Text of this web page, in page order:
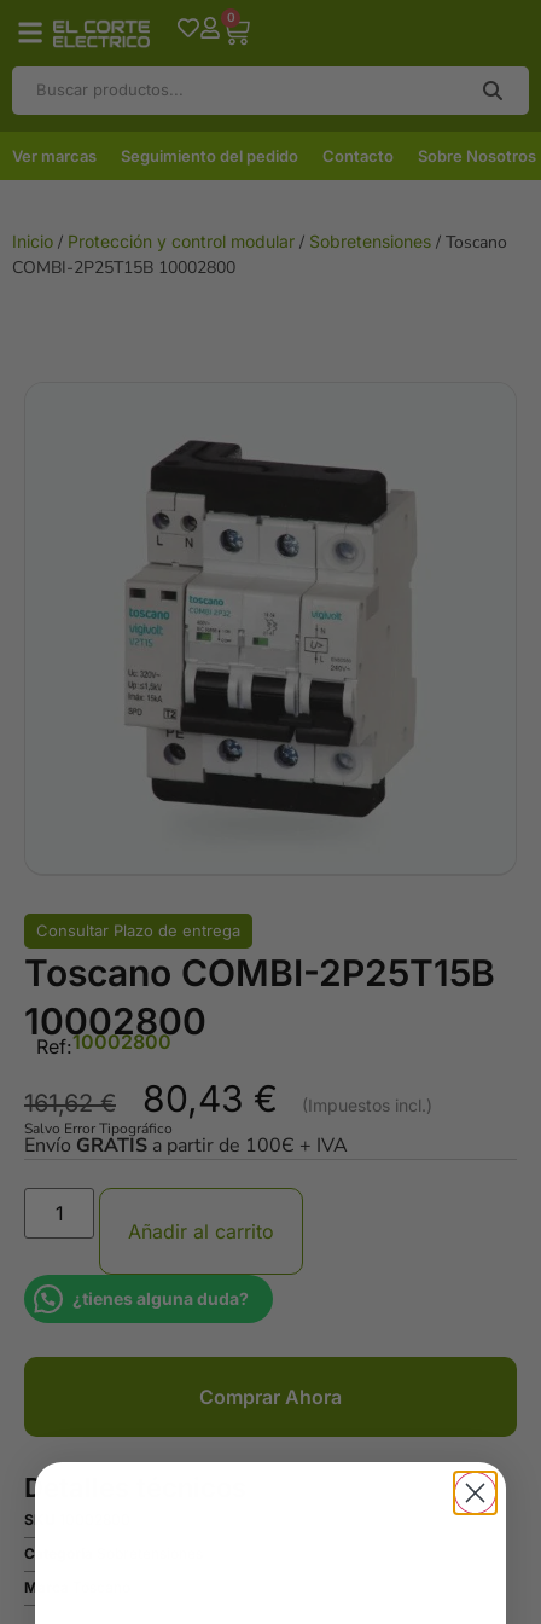
0
Ver marcas Seguimiento del pedido Contacto Sobre Nosotros
Inicio / Protección y control modular / Sobretensiones / Toscano
COMBI-2P25T15B 10002800
Consultar Plazo de entrega
Toscano COMBI-2P25T15B
10002800
Ref:10002800
161,62€ 80,43 €
Salvo Error Tipográfico
Envío GRATIS a partir de 100Є + IVA
Añadir al carrito
¿tienes alguna duda?
Comprar Ahora
Detalles técnicos
SKU
Categoría
Marca